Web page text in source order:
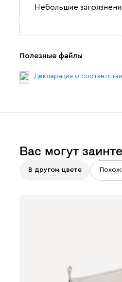
Небольшие
Полезные файлы
Декларация о
Вас могут
В другом цвете